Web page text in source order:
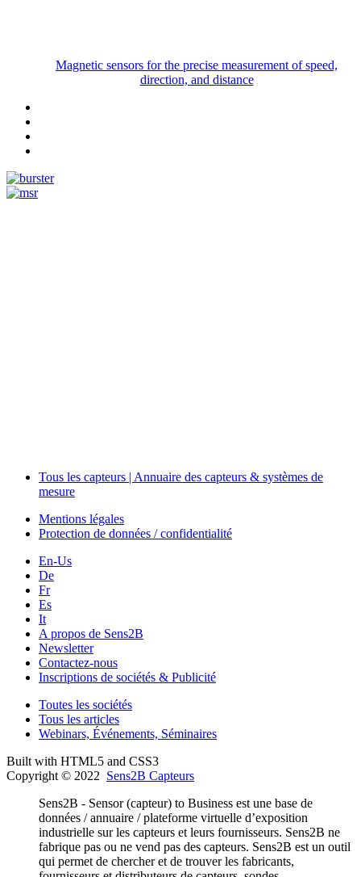
Magnetic sensors for the precise measurement of speed,
direction, and distance
Tous les capteurs | Annuaire des capteurs & systèmes de
mesure
Mentions légales
Protection de données / confidentialité
En-Us
De
Fr
Es
It
A propos de Sens2B
Newsletter
Contactez-nous
Inscriptions de sociétés & Publicité
Toutes les sociétés
Tous les articles
Webinars, Événements, Séminaires
Built with HTML5 and CSS3
Copyright © 2022 Sens2B Capteurs
Sens2B - Sensor (capteur) to Business est une base de
données / annuaire / plateforme virtuelle d’exposition
industrielle sur les capteurs et leurs fournisseurs. Sens2B ne
fabrique pas ou ne vend pas des capteurs. Sens2B est un outil
qui permet de chercher et de trouver les fabricants,